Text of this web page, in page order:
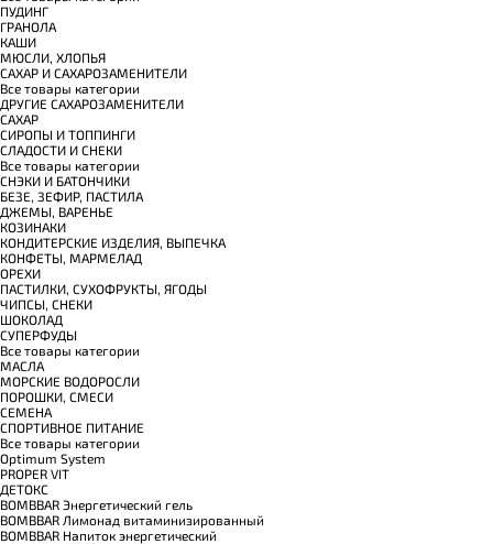
ПУДИНГ
ГРАНОЛА
КАШИ
МЮСЛИ, ХЛОПЬЯ
САХАР И САХАРОЗАМЕНИТЕЛИ
Все товары категории
ДРУГИЕ САХАРОЗАМЕНИТЕЛИ
САХАР
СИРОПЫ И ТОППИНГИ
СЛАДОСТИ И СНЕКИ
Все товары категории
СНЭКИ И БАТОНЧИКИ
БЕЗЕ, ЗЕФИР, ПАСТИЛА
ДЖЕМЫ, ВАРЕНЬЕ
КОЗИНАКИ
КОНДИТЕРСКИЕ ИЗДЕЛИЯ, ВЫПЕЧКА
КОНФЕТЫ, МАРМЕЛАД
ОРЕХИ
ПАСТИЛКИ, СУХОФРУКТЫ, ЯГОДЫ
ЧИПСЫ, СНЕКИ
ШОКОЛАД
СУПЕРФУДЫ
Все товары категории
МАСЛА
МОРСКИЕ ВОДОРОСЛИ
ПОРОШКИ, СМЕСИ
СЕМЕНА
СПОРТИВНОЕ ПИТАНИЕ
Все товары категории
Optimum System
PROPER VIT
ДЕТОКС
BOMBBAR Энергетический гель
BOMBBAR Лимонад витаминизированный
BOMBBAR Напиток энергетический